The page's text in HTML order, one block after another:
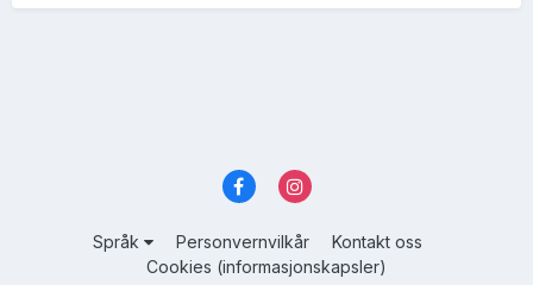
Språk Personvernvilkår
Kontakt oss
Cookies (informasjonskapsler)